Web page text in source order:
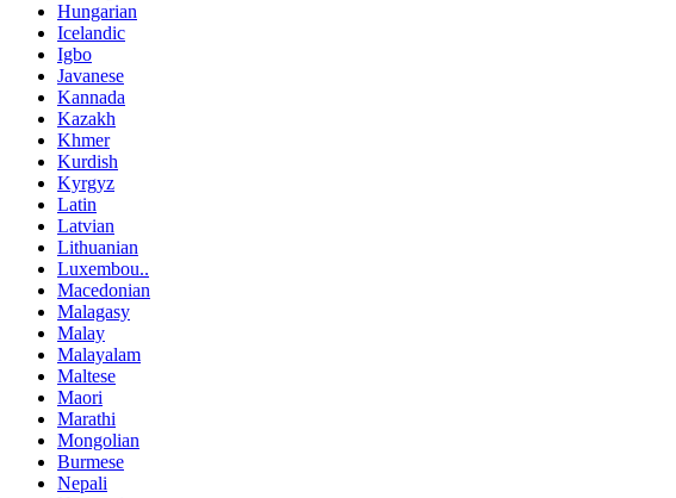
Hungarian
Icelandic
Igbo
Javanese
Kannada
Kazakh
Khmer
Kurdish
Kyrgyz
Latin
Latvian
Lithuanian
Luxembou..
Macedonian
Malagasy
Malay
Malayalam
Maltese
Maori
Marathi
Mongolian
Burmese
Nepali